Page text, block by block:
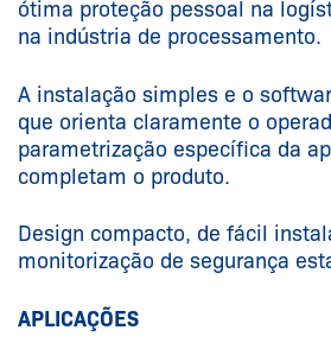
ótima proteção pessoal na
na indústria de processamento.
A instalação simples e o
que orienta claramente o
parametrização específica da
completam o produto.
Design compacto, de fácil
monitorização de segurança
APLICAÇÕES